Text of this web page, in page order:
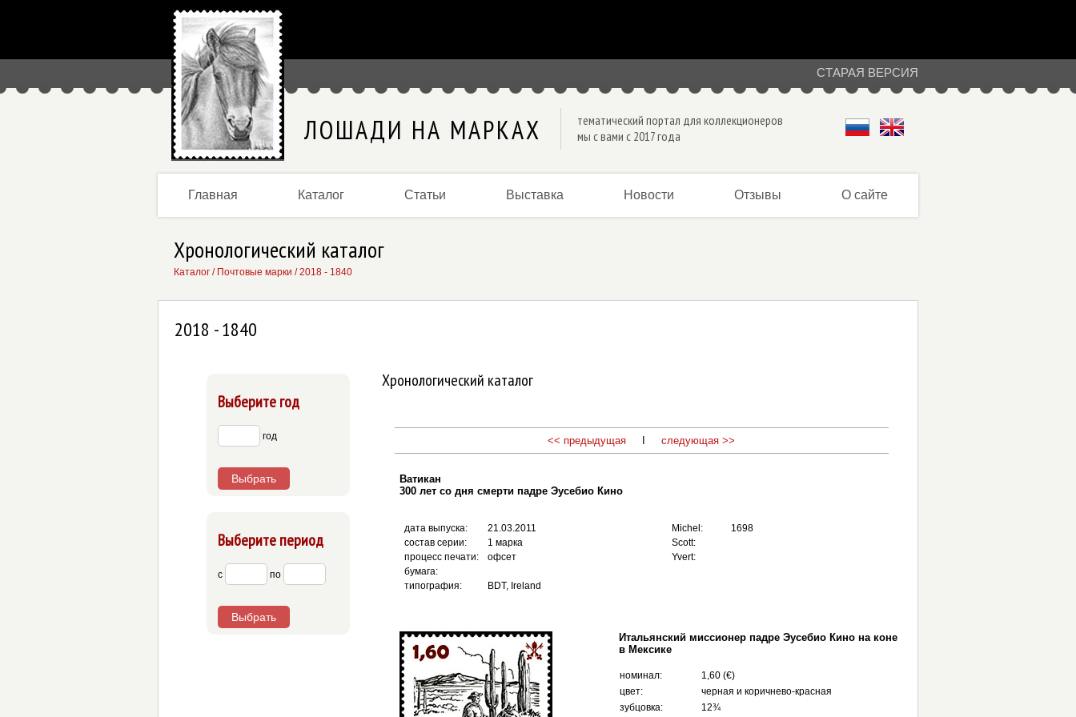
СТАРАЯ ВЕРСИЯ
ЛОШАДИ НА МАРКАХ
тематический портал для коллекционеров
мы с вами с 2017 года
Главная Каталог Статьи Выставка Новости Отзывы О сайте
Хронологический каталог
Каталог / Почтовые марки /2018 - 1840
2018 - 1840
Выберите год
год
Выбрать
Выберите период
с по
Выбрать
Хронологический каталог
<< предыдущая следующая >>
Ватикан
300 лет со дня смерти падре Эусебио Кино
дата выпуска:
состав серии:
процесс печати:
бумага:
типография:
21.03.2011
1 марка
офсет
BDT, Ireland
Michel:
Scott:
Yvert:
1698
Итальянский миссионер падре Эусебио Кино на коне
в Мексике
номинал:
1,60 (€)
цвет:
черная и коричнево-красная
зубцовка:
12¾